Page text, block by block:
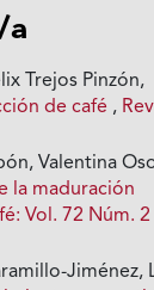
a
Trejos Pinzón,
de café ,
Valentina
la maduración
Vol. 72 Núm. 2
Jiménez,